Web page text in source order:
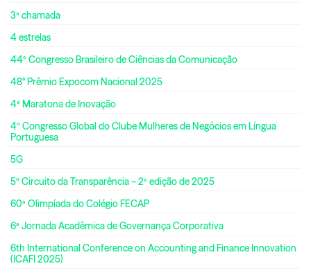
3ª chamada
4 estrelas
44º Congresso Brasileiro de Ciências da Comunicação
48° Prêmio Expocom Nacional 2025
4ª Maratona de Inovação
4º Congresso Global do Clube Mulheres de Negócios em Língua
Portuguesa
5G
5º Circuito da Transparência – 2ª edição de 2025
60ª Olimpíada do Colégio FECAP
6ª Jornada Acadêmica de Governança Corporativa
6th International Conference on Accounting and Finance Innovation
(ICAFI 2025)